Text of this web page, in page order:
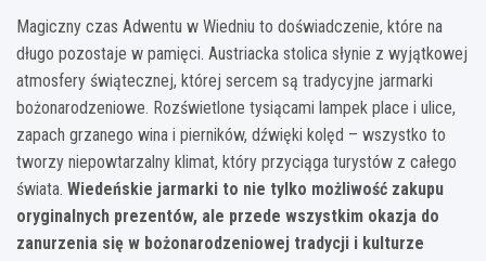
Magiczny czas Adwentu w Wiedniu to doświadczenie, które na
długo pozostaje w pamięci. Austriacka stolica słynie z wyjątkowej
atmosfery świątecznej, której sercem są tradycyjne jarmarki
bożonarodzeniowe. Rozświetlone tysiącami lampek place i ulice,
zapach grzanego wina i pierników, dźwięki kolęd – wszystko to
tworzy niepowtarzalny klimat, który przyciąga turystów z całego
świata. Wiedeńskie jarmarki to nie tylko możliwość zakupu
oryginalnych prezentów, ale przede wszystkim okazja do
zanurzenia się w bożonarodzeniowej tradycji i kulturze